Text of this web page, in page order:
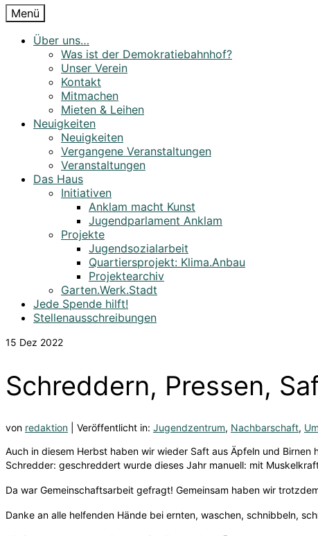
Menü
Über uns…
Was ist der Demokratiebahnhof?
Unser Verein
Kontakt
Mitmachen
Mieten & Leihen
Neuigkeiten
Neuigkeiten
Vergangene Veranstaltungen
Veranstaltungen
Das Haus
Initiativen
Anklam macht Kunst
Jugendparlament Anklam
Projekte
Jugendsozialarbeit
Quartiersprojekt: Klima.Anbau
Projektearchiv
Garten.Werk.Stadt
Jede Spende hilft!
Stellenausschreibungen
15 Dez 2022
Schreddern, Pressen,
von redaktion Veröffentlicht in: Jugendzentrum, Nachbarschaft,
Auch in diesem Herbst haben wir wieder Saft aus Äpfeln und
Schredder: geschreddert wurde dieses Jahr manuell: mit
Da war Gemeinschaftsarbeit gefragt! Gemeinsam haben wir
Danke an alle helfenden Hände bei ernten, waschen, schnibbeln,